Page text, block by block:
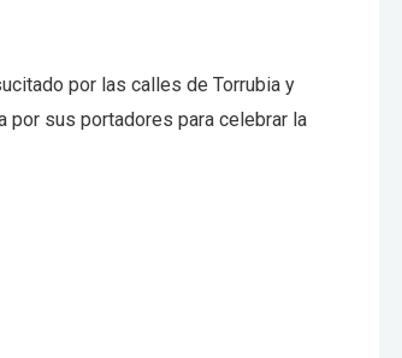
por las calles de Torrubia y
por sus portadores para celebrar la